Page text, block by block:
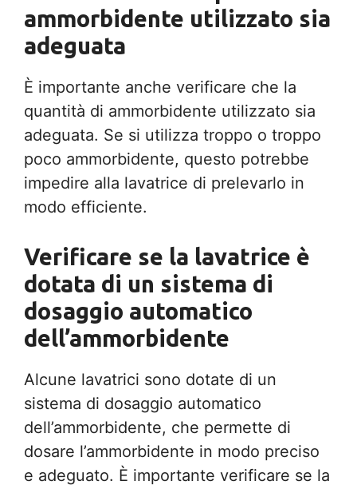
ammorbidente utilizzato sia
adeguata
È importante anche verificare che la
quantità di ammorbidente utilizzato sia
adeguata. Se si utilizza troppo o troppo
poco ammorbidente, questo potrebbe
impedire alla lavatrice di prelevarlo in
modo efficiente.
Verificare se la lavatrice è
dotata di un sistema di
dosaggio automatico
dell’ammorbidente
Alcune lavatrici sono dotate di un
sistema di dosaggio automatico
dell’ammorbidente, che permette di
dosare l’ammorbidente in modo preciso
e adeguato. È importante verificare se la